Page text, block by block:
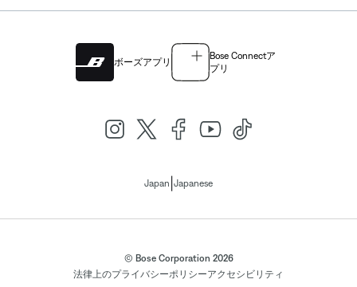
ボーズアプリ
Bose Connectア
プリ
Japan Japanese
© Bose Corporation 2026
法律上のプライバシーポリシーアクセシビリティ